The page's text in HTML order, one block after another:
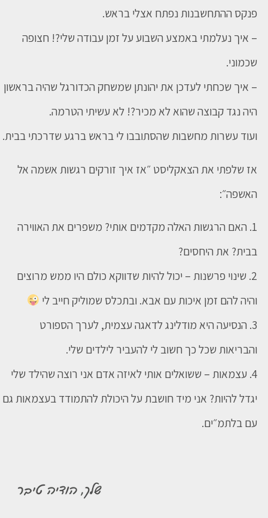
פנקס ההתחשבנות נפתח אצלי בראש.
– איך נעלמתי באמצע השבוע על זמן עבודה שלי?! חצופה
שכמוני.
– איך שכחתי לעדכן את יהונתן שמשחק הכדורגל שהיה בראשון
היה נגד קבוצה שהוא לא מכיר?! לא עשיתי הטרמה.
ועוד עשרות מחשבות שהסתובבו לי בראש ברגע שדרכתי בבית.
אז שלפתי את הצאקליסט ״אז איך זורקים רגשות אשמה אל
האשפה״:
1. האם הרגשות האלה מקדמים אותי? משפרים את האווירה
בבית? את היחסים?
2. שינוי פרשנות – יכול להיות שדווקא כולם היו ממש מרוצים
והיה להם זמן איכות עם אבא. ובתכלס שמוליק חייב לי
3. הנסיעה היא מודלינג לדאגה עצמית, לערך הספורט
והבריאות שכל כך חשוב לי להעביר לילדים שלי.
4. עצמאות – ששואלים אותי לאיזה אדם אני רוצה שהילד שלי
יגדל להיות? אני מיד חושבת על היכולת להתמודד בעצמאות גם
עם בלתמ״ים.